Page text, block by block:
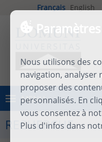
Nous utilisons des
navigation, analyser
proposer des
personnalisés. En
vous consentez à
Plus d'infos dans
Français English
MENU
RECHERCHE